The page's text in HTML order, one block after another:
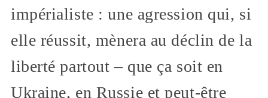
impérialiste : une agression qui, si
elle réussit, mènera au déclin de la
liberté partout – que ça soit en
Ukraine, en Russie et peut-être